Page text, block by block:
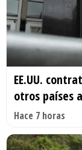
EE.UU.
otros países
Hace 7 horas